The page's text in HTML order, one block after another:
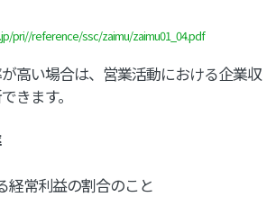
pri//reference/ssc/zaimu/zaimu01_04.pdf
高い場合は、営業活動における企業収
きます。
経常利益の割合のこと